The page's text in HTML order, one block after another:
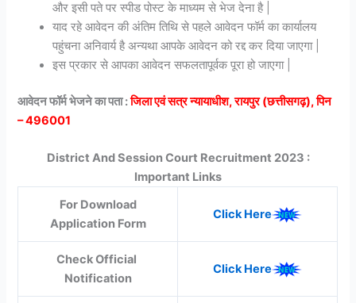
और इसी पते पर स्पीड पोस्ट के माध्यम से भेज देना है |
याद रहे आवेदन की अंतिम तिथि से पहले आवेदन फॉर्म का कार्यालय
पहुंचना अनिवार्य है अन्यथा आपके आवेदन को रद्द कर दिया जाएगा |
इस प्रकार से आपका आवेदन सफलतापूर्वक पूरा हो जाएगा |
आवेदन फॉर्म भेजने का पता :जिला एवं सत्र न्यायाधीश, रायपुर (छत्तीसगढ़), पिन
– 496001
District And Session Court Recruitment 2023 :
Important Links
For Download
Application Form
Click Here
Check Official
Notification
Click Here